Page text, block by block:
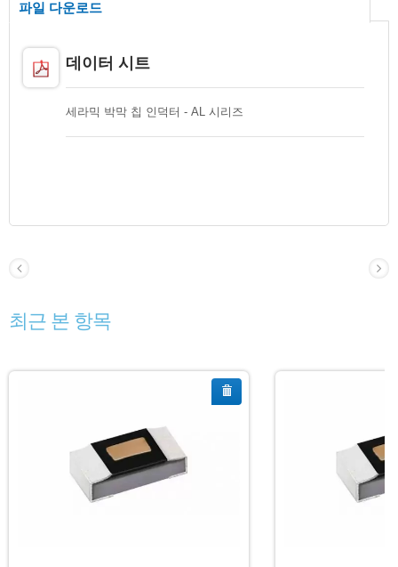
파일 다운로드
데이터 시트
세라믹 박막 칩 인덕터 - AL 시리즈
최근 본 항목